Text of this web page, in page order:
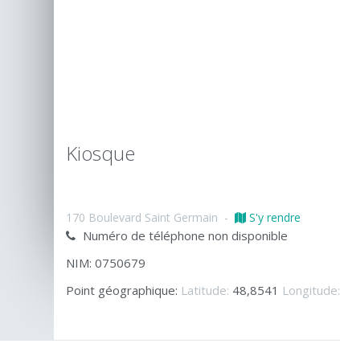
Kiosque
170 Boulevard Saint Germain - S'y rendre
Numéro de téléphone non disponible
NIM: 0750679
Point géographique: Latitude: 48,8541 Longitude: